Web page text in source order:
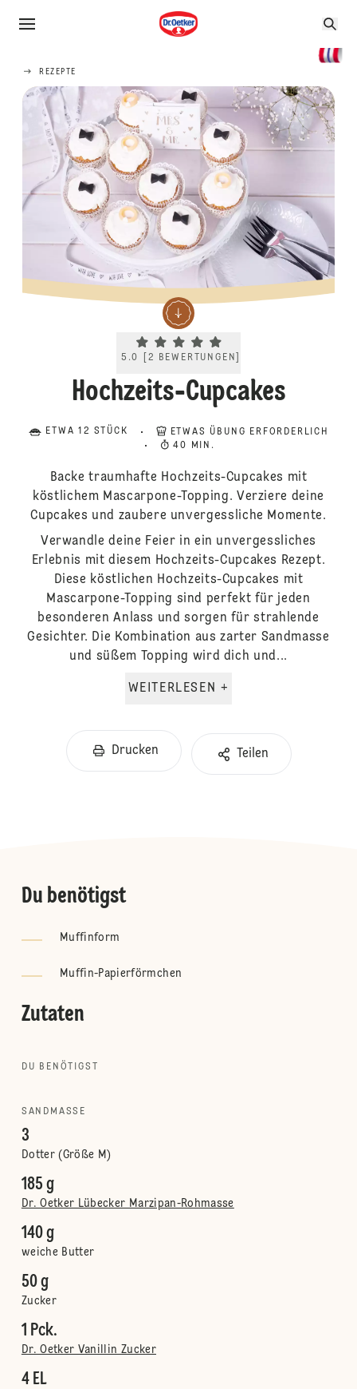
REZEPTE
Current rating 5.0. Click to rate.
5.0 2 BEWERTUNGEN
Hochzeits-Cupcakes
ETWA 12 STÜCK
ETWAS ÜBUNG ERFORDERLICH
40 MIN.
Backe traumhafte Hochzeits-Cupcakes mit
köstlichem Mascarpone-Topping. Verziere deine
Cupcakes und zaubere unvergessliche Momente.
Verwandle deine Feier in ein unvergessliches
Erlebnis mit diesem Hochzeits-Cupcakes Rezept.
Diese köstlichen Hochzeits-Cupcakes mit
Mascarpone-Topping sind perfekt für jeden
besonderen Anlass und sorgen für strahlende
Gesichter. Die Kombination aus zarter Sandmasse
und süßem Topping wird dich und...
WEITERLESEN +
Drucken Teilen
Du benötigst
Muffinform
Muffin-Papierförmchen
Zutaten
DU BENÖTIGST
SANDMASSE
3
Dotter (Größe M)
185 g
Dr. Oetker Lübecker Marzipan-Rohmasse
140 g
weiche Butter
50 g
Zucker
1 Pck.
Dr. Oetker Vanillin Zucker
4 EL